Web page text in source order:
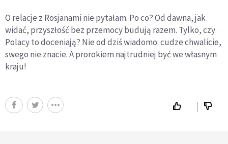
O relacje z Rosjanami nie pytałam. Po co? Od dawna, jak
widać, przyszłość bez przemocy budują razem. Tylko, czy
Polacy to doceniają? Nie od dziś wiadomo: cudze chwalicie,
swego nie znacie. A prorokiem najtrudniej być we własnym
kraju!